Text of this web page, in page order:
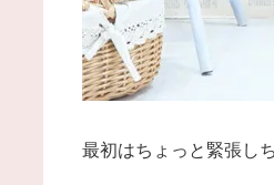
最初はちょっと緊張し